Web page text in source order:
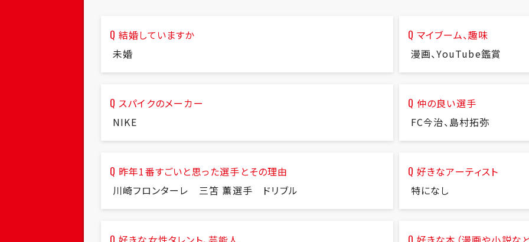
結婚していますか
未婚
マイブーム、趣味
漫画、YouTube鑑賞
スパイクのメーカー
NIKE
仲の良い選手
FC今治、島村拓弥
昨年1番すごいと思った選手とその理由
川崎フロンターレ 三笘 薫選手 ドリブル
好きなアーティスト
特になし